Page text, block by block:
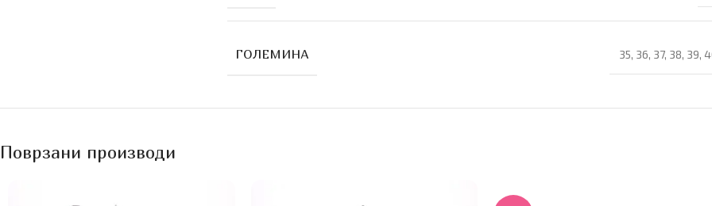
ГОЛЕМИНА 35, 36, 37, 38, 39,
Поврзани производи